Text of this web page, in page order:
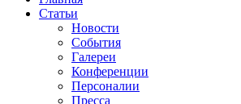
Статьи
Новости
События
Галереи
Конференции
Персоналии
Пресса